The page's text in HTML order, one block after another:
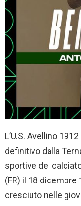
L’U.S. Avellino
definitivo dalla
sportive del
(FR) il 18 dicembre
cresciuto nelle